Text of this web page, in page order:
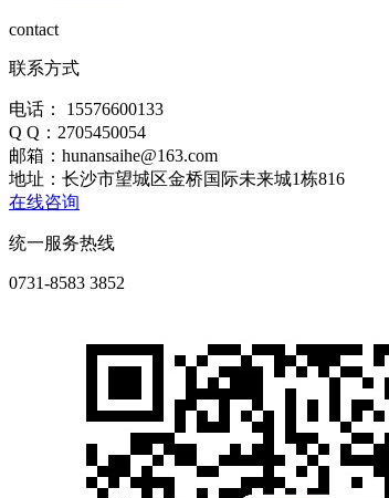
contact
联系方式
电话： 15576600133
Q Q：2705450054
邮箱：hunansaihe@163.com
地址：长沙市望城区金桥国际未来城1栋816
在线咨询
统一服务热线
0731-8583 3852